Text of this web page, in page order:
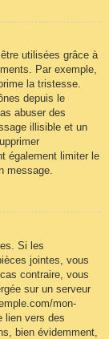
utilisées grâce à
Par exemple,
la tristesse.
depuis le
abuser des
illisible et un
également limiter le
message.
Si les
jointes, vous
contraire, vous
sur un serveur
mon-
lien vers des
bien évidemment,